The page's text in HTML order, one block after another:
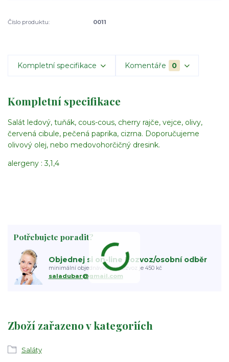
Číslo produktu: 0011
Kompletní specifikace Komentáře 0
Kompletní specifikace
Salát ledový, tuňák, cous-cous, cherry rajče, vejce, olivy,
červená cibule, pečená paprika, cizrna. Doporučujeme
olivový olej, nebo medovohorčičný dresink.
alergeny : 3,1,4
Zboží zařazeno v kategoriích
Saláty
Potřebujete poradit?
Objednej si on-line Rozvoz/osobní odběr
minimální objednávka pro rozvoz je 450 kč
saladubar@gmail.com